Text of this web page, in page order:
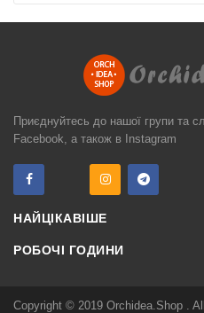
Приєднуйтесь до нашої групи та
Facebook, а також в Instagram
НАЙЦІКАВІШЕ
РОБОЧІ ГОДИНИ
Copyright © 2019 Orchidea.Shop .